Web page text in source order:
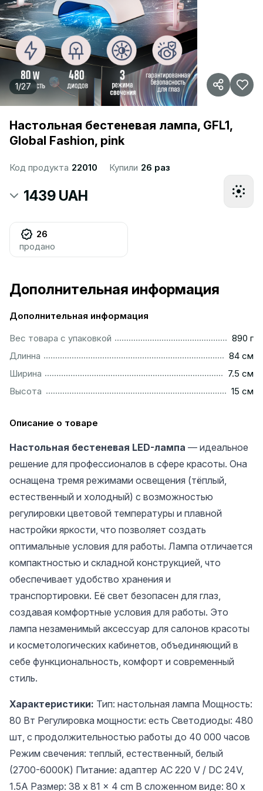
1/27
Настольная бестеневая лампа, GFL1,
Global Fashion, pink
Код продукта 22010 Купили 26 раз
1439 UAH
26
продано
Дополнительная информация
Дополнительная информация
Вес товара с упаковкой
890 г
Длинна
84 см
Ширина
7.5 см
Высота
15 см
Описание о товаре
Настольная бестеневая LED-лампа — идеальное
решение для профессионалов в сфере красоты. Она
оснащена тремя режимами освещения (тёплый,
естественный и холодный) с возможностью
регулировки цветовой температуры и плавной
настройки яркости, что позволяет создать
оптимальные условия для работы. Лампа отличается
компактностью и складной конструкцией, что
обеспечивает удобство хранения и
транспортировки. Её свет безопасен для глаз,
создавая комфортные условия для работы. Это
лампа незаменимый аксессуар для салонов красоты
и косметологических кабинетов, объединяющий в
себе функциональность, комфорт и современный
стиль.
Характеристики: Тип: настольная лампа Мощность:
80 Вт Регулировка мощности: есть Светодиоды: 480
шт, с продолжительностью работы до 40 000 часов
Режим свечения: теплый, естественный, белый
(2700-6000K) Питание: адаптер AC 220 V / DC 24V,
1.5A Размер: 38 x 81 x 4 cm В сложенном виде: 80 x